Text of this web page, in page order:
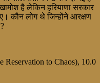
है लेकिन हरियाणा सरकार
कौन लोग थे जिन्होंने आरक्षण
Reservation to Chaos), 10.0